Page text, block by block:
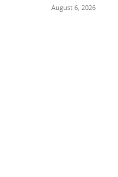
August 6, 2026